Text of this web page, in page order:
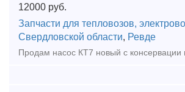
12000 руб.
Запчасти для тепловозов,
Свердловской области, Ревде